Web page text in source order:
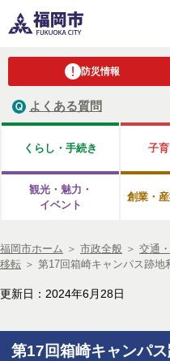
防災情報
よくある質問
くらし・手続き 子
観光・魅力・
イベント
創業・
福岡市ホーム ＞ 市政全般 ＞ 交通
移転 ＞ 第17回箱崎キャンパス跡地
更新日：2024年6月28日
第17回箱崎キャンパ